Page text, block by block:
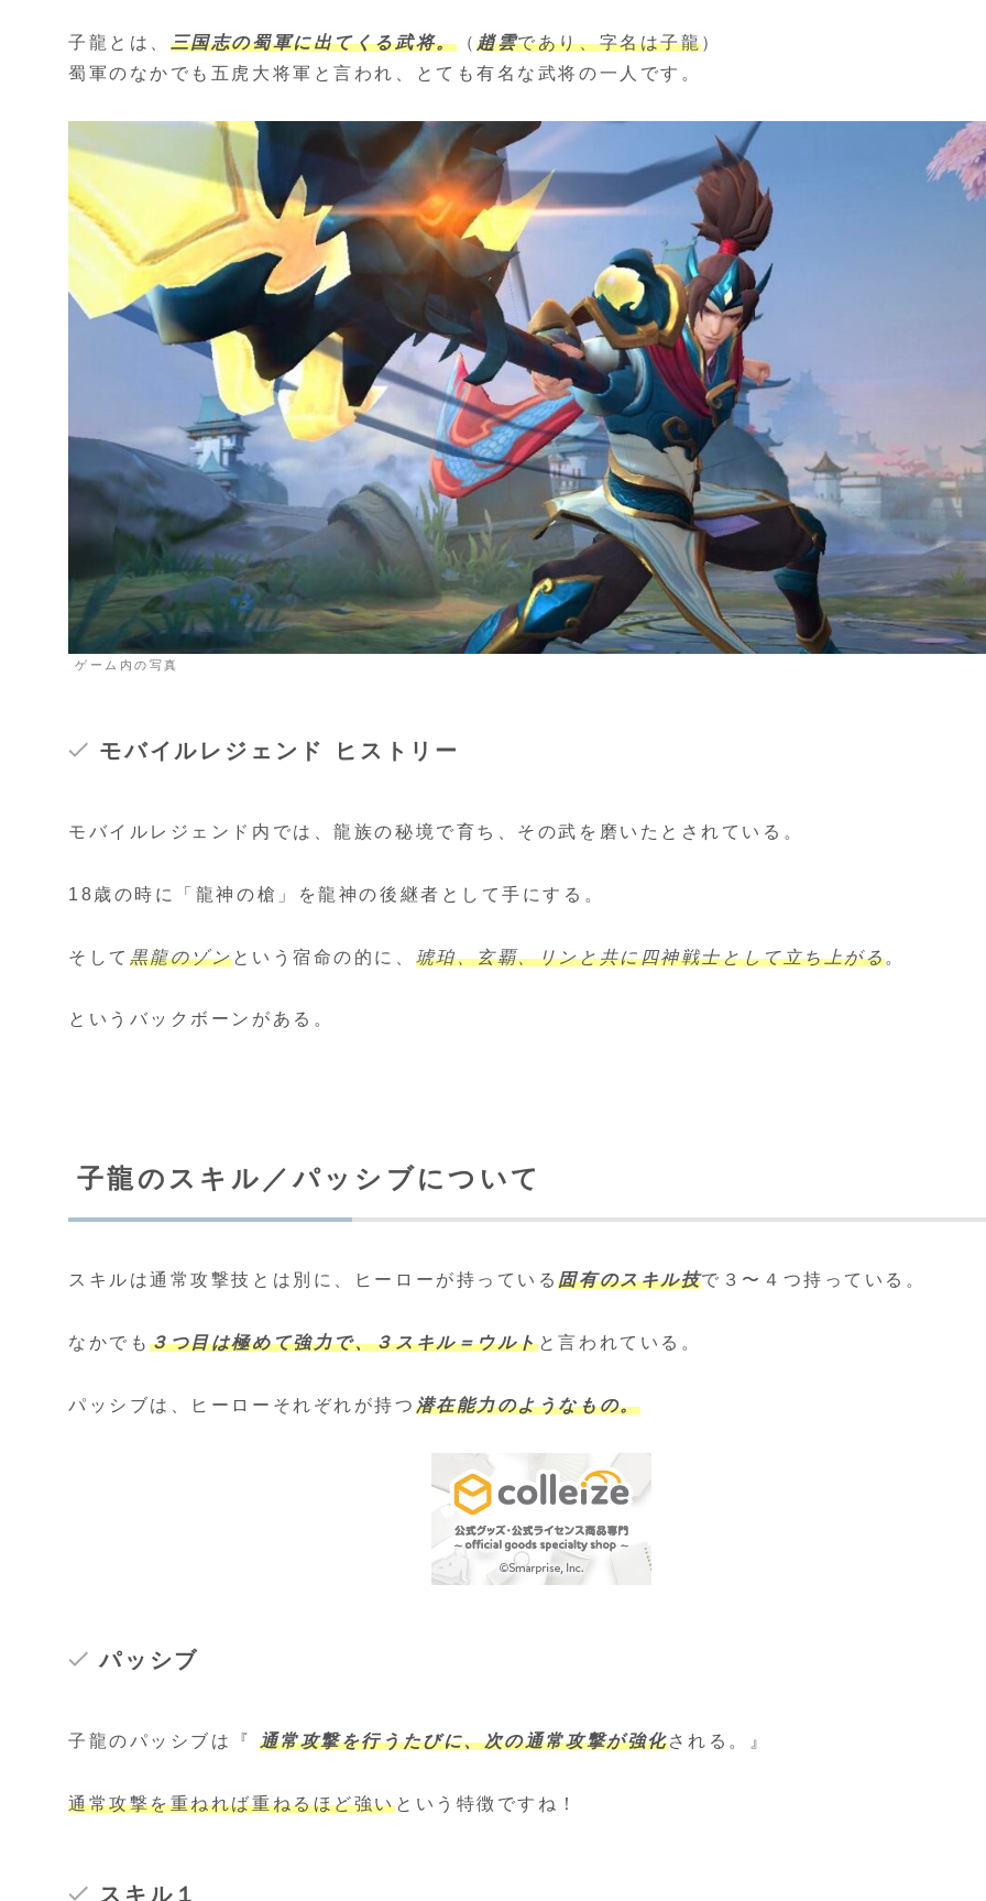
子龍とは、 三国志の蜀軍に出てくる武将。（趙雲であり、字名は子龍）
蜀軍のなかでも五虎大将軍と言われ、とても有名な武将の一人です。
ゲーム内の写真
モバイルレジェンド ヒストリー
モバイルレジェンド内では、龍族の秘境で育ち、その武を磨いたとされている。
18歳の時に「龍神の槍」を龍神の後継者として手にする。
そして 黒龍のゾンという宿命の的に、 琥珀、玄覇、リンと共に四神戦士として立ち上がる。
というバックボーンがある。
子龍のスキル／パッシブについて
スキルは通常攻撃技とは別に、ヒーローが持っている固有のスキル技で３〜４つ持っている。
なかでも３つ目は極めて強力で、３スキル＝ウルトと言われている。
パッシブは、ヒーローそれぞれが持つ 潜在能力のようなもの。
パッシブ
子龍のパッシブは『 通常攻撃を行うたびに、次の通常攻撃が強化される。』
通常攻撃を重ねれば重ねるほど強いという特徴ですね！
スキル１